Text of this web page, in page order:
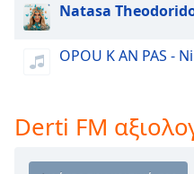
cancel
Text
Color
Natasa
OPOU K AN PAS -
Derti FM